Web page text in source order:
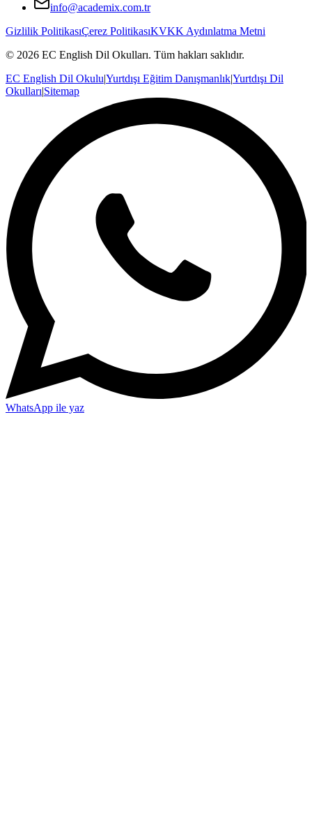
info@academix.com.tr
Gizlilik PolitikasıÇerez PolitikasıKVKK Aydınlatma Metni
© 2026 EC English Dil Okulları. Tüm hakları saklıdır.
EC English Dil Okulu|Yurtdışı Eğitim Danışmanlık|Yurtdışı Dil
Okulları|Sitemap
WhatsApp ile yaz